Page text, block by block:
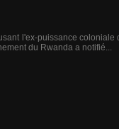
l'ex-puissance
du Rwanda a notifié...